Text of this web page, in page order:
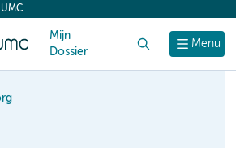
Menu
Mijn
Dossier